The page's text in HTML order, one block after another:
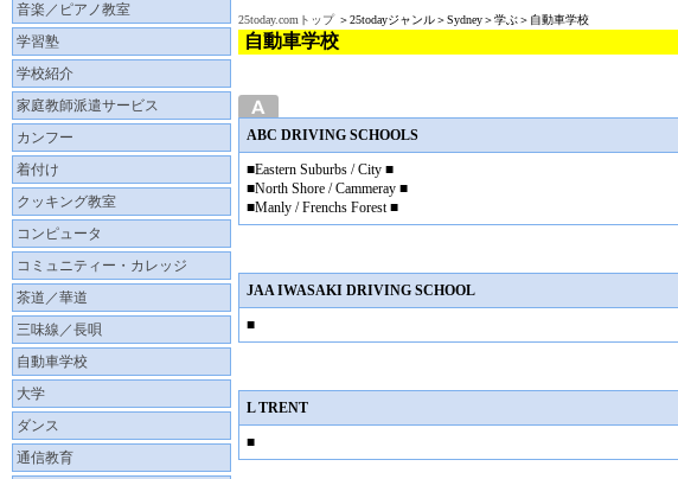
音楽／ピアノ教室
学習塾
学校紹介
家庭教師派遣サービス
カンフー
着付け
クッキング教室
コンピュータ
コミュニティー・カレッジ
茶道／華道
三味線／長唄
自動車学校
大学
ダンス
通信教育
25today.comトップ＞25todayジャンル＞Sydney＞学ぶ＞自動車学校
自動車学校
ABC DRIVING SCHOOLS
■Eastern Suburbs / City ■
■North Shore / Cammeray ■
■Manly / Frenchs Forest ■
JAA IWASAKI DRIVING SCHOOL
■
L TRENT
■